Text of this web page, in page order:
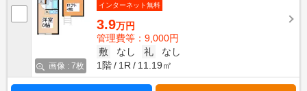
画像 : 7枚
インターネット無料
3.9万円
管理費等：9,000円
敷
なし 礼
なし
1階
1R 11.19㎡